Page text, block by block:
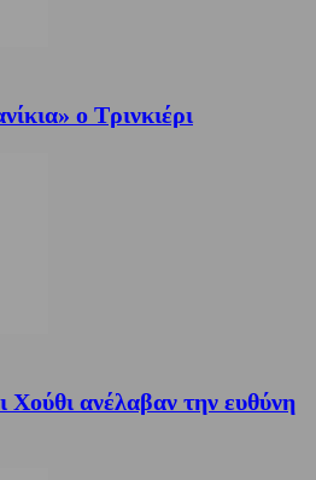
ο Τρινκιέρι
ανέλαβαν την ευθύνη